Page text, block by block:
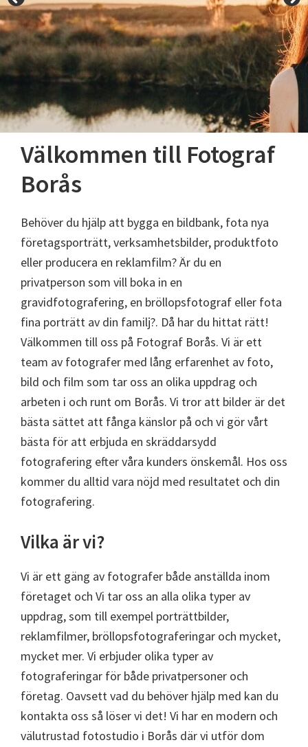
Välkommen till Fotograf
Borås
Behöver du hjälp att bygga en bildbank, fota nya
företagsporträtt, verksamhetsbilder, produktfoto
eller producera en reklamfilm? Är du en
privatperson som vill boka in en
gravidfotografering, en bröllopsfotograf eller fota
fina porträtt av din familj?. Då har du hittat rätt!
Välkommen till oss på Fotograf Borås. Vi är ett
team av fotografer med lång erfarenhet av foto,
bild och film som tar oss an olika uppdrag och
arbeten i och runt om Borås. Vi tror att bilder är det
bästa sättet att fånga känslor på och vi gör vårt
bästa för att erbjuda en skräddarsydd
fotografering efter våra kunders önskemål. Hos oss
kommer du alltid vara nöjd med resultatet och din
fotografering.
Vilka är vi?
Vi är ett gäng av fotografer både anställda inom
företaget och Vi tar oss an alla olika typer av
uppdrag, som till exempel porträttbilder,
reklamfilmer, bröllopsfotograferingar och mycket,
mycket mer. Vi erbjuder olika typer av
fotograferingar för både privatpersoner och
företag. Oavsett vad du behöver hjälp med kan du
kontakta oss så löser vi det! Vi har en modern och
välutrustad fotostudio i Borås där vi utför dom